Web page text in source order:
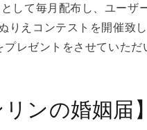
して毎⽉配布し、ユーザ
りえコンテストを開催致
レゼントをさせていただ
ンの婚姻届